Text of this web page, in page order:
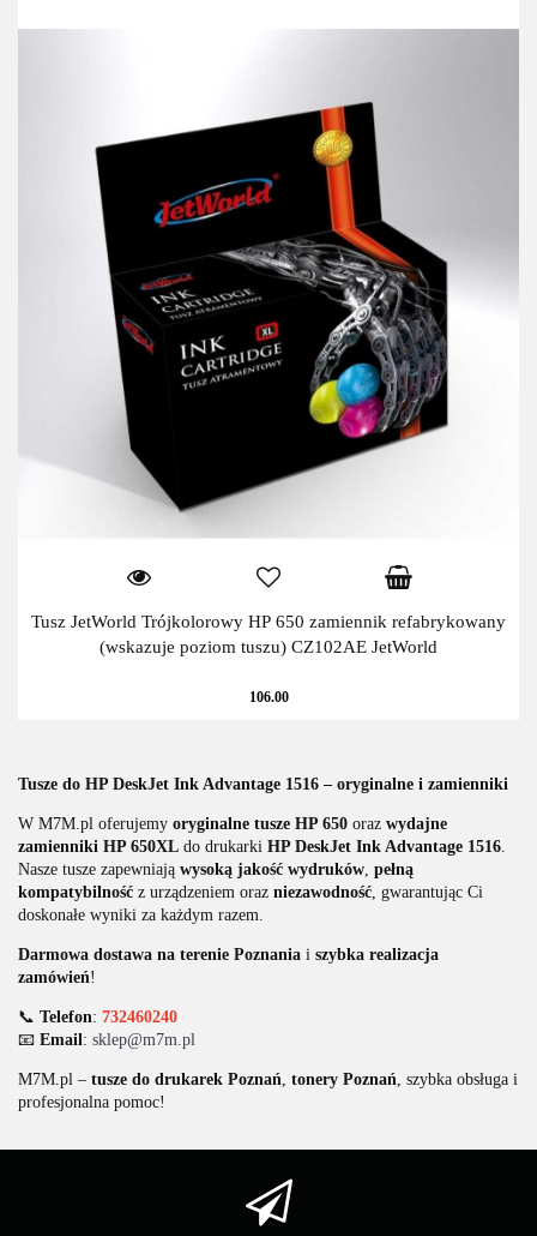
Tusz JetWorld Trójkolorowy HP 650 zamiennik refabrykowany
(wskazuje poziom tuszu) CZ102AE JetWorld
106.00
Tusze do HP DeskJet Ink Advantage 1516 – oryginalne i zamienniki
W M7M.pl oferujemy oryginalne tusze HP 650 oraz wydajne
zamienniki HP 650XL do drukarki HP DeskJet Ink Advantage 1516.
Nasze tusze zapewniają wysoką jakość wydruków, pełną
kompatybilność z urządzeniem oraz niezawodność, gwarantując Ci
doskonałe wyniki za każdym razem.
Darmowa dostawa na terenie Poznania i szybka realizacja
zamówień!
📞 Telefon: 732460240
📧 Email: sklep@m7m.pl
M7M.pl – tusze do drukarek Poznań, tonery Poznań, szybka obsługa i
profesjonalna pomoc!